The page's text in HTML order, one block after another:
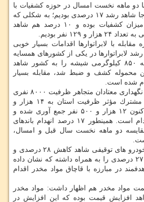
دو ماهه نخست امسال در حوزه كشفیات با
اقدامات خوب و مؤثر ناجا شاهد رشد ۱۷ درصدی بودیم؛ به شكلی كه
۹ تن و ۱۹۵ كیلوگرم میزان كشفیات بوده و ۱۰ درصد هم شاهد
و ۱۲۹ نفر بودیم.
با لابراتوارها اقدامات بسیار خوبی
لابراتوارها در یكی از كشورهای همسایه
شرقی كه ورود محموله ۸۵۰ كیلوگرمی شیشه را به كشور شاهد
محموله كشف و ضبط شد، مقابله بسیار
شده است.
وی افزود: پارسال برای نگهداری معتادان متجاهر ظرفیت ۸۰۰۰ نفری
داشتیم، اما با اقدامات مشترك مؤثر ظرفیت استان به ۱۴ هزار و
۵۰۰ نفر رسید كه هم اكنون ۱۲ هزار و ۵۰۰ نفر جمع آوری شده و
۱۰۰۰ نفر در دست اقدام است. همینطور ۱۷ درصد انهدام باندهای
دو ماهه نخست سال قبل و امسال،
اسدی افزود: در حوزه خودرو های توقیفی شاهد كاهش ۲۸ درصدی و
موتورسیكلت ها كاهش ۲۷ درصدی را به همراه داشته كه نشان داده
در مبارزه با قاچاق مواد مخدر اقدام
مواد مخدر هم اظهار داشت: مواد مخدر
افزایش قیمت بوده كه این افزایش در